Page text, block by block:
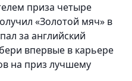
приза четыре
«Золотой мяч» в
за английский
впервые в карьере
на приз лучшему